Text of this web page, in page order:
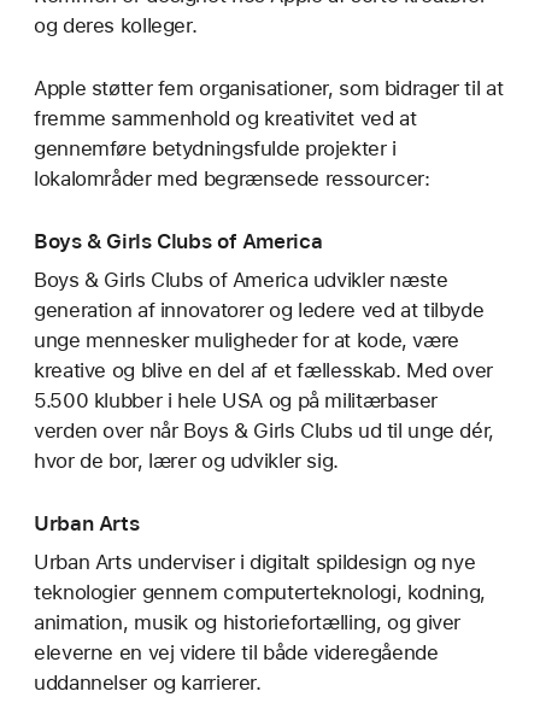
og deres kolleger.
Apple støtter fem organisationer, som bidrager til at
fremme sammenhold og kreativitet ved at
gennemføre betydningsfulde projekter i
lokalområder med begrænsede ressourcer:
Boys & Girls Clubs of America
Boys & Girls Clubs of America udvikler næste
generation af innovatorer og ledere ved at tilbyde
unge mennesker muligheder for at kode, være
kreative og blive en del af et fællesskab. Med over
5.500 klubber i hele USA og på militærbaser
verden over når Boys & Girls Clubs ud til unge dér,
hvor de bor, lærer og udvikler sig.
Urban Arts
Urban Arts underviser i digitalt spildesign og nye
teknologier gennem computerteknologi, kodning,
animation, musik og historiefortælling, og giver
eleverne en vej videre til både videregående
uddannelser og karrierer.